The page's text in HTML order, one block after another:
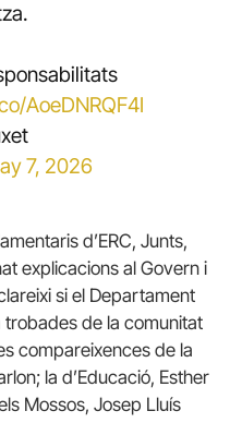
AoeDNRQF4I
7, 2026
d’ERC, Junts,
explicacions al Govern i
si el Departament
trobades de la comunitat
compareixences de la
la d’Educació, Esther
Mossos, Josep Lluís